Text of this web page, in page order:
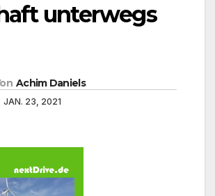
unterwegs
Achim Daniels
JAN. 23, 2021